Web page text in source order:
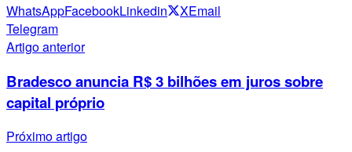
WhatsAppFacebookLinkedin XEmail
Telegram
Artigo anterior
Bradesco anuncia R$ 3 bilhões em juros sobre
capital próprio
Próximo artigo